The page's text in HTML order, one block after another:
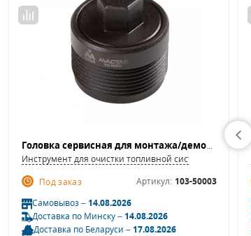
Шланги топливные
Воронки
Насосы для перекачки топлива
Масленки для машинного масла
Счетчики контроля и учета
Окрасочное оборудование
Головка сервисная для монтажа/демонтажа насоса высокого давления BMW МАСТАК 103-50003
Инструмент для очистки топливной системы
Под заказ
Артикул: 103-50003
Самовывоз –14.08.2026
Доставка по Минску –14.08.2026
Доставка по Беларуси –17.08.2026